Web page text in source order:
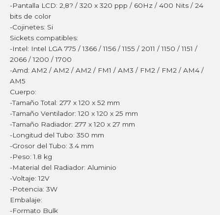
-Pantalla LCD: 2,8? / 320 x 320 ppp / 60Hz / 400 Nits / 24
bits de color
-Cojinetes: Si
Sickets compatibles:
-Intel: Intel LGA 775 / 1366 / 1156 / 1155 / 2011 / 1150 / 1151 /
2066 / 1200 / 1700
-Amd: AM2 / AM2 / AM2 / FM1 / AM3 / FM2 / FM2 / AM4 /
AM5
Cuerpo:
-Tamaño Total: 277 x 120 x 52 mm
-Tamaño Ventilador: 120 x 120 x 25 mm
-Tamaño Radiador: 277 x 120 x 27 mm
-Longitud del Tubo: 350 mm
-Grosor del Tubo: 3.4 mm
-Peso: 1.8 kg
-Material del Radiador: Aluminio
-Voltaje: 12V
-Potencia: 3W
Embalaje:
-Formato Bulk